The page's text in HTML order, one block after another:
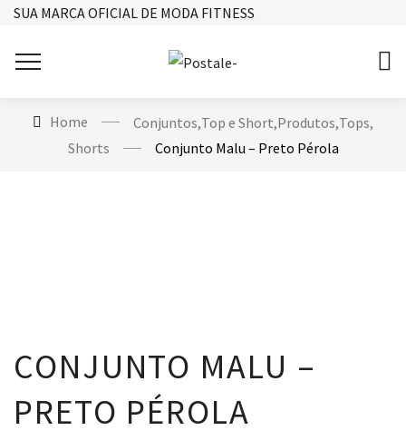
SUA MARCA OFICIAL DE MODA FITNESS
Home Conjuntos,Top e Short,Produtos,Tops,
Shorts
Conjunto Malu – Preto Pérola
CONJUNTO MALU –
PRETO PÉROLA